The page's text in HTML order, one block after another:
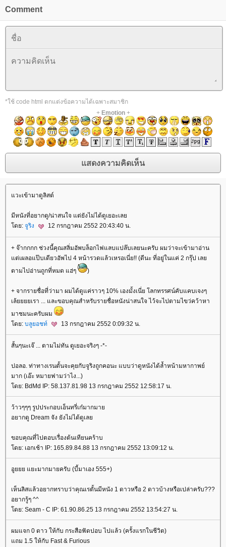
Comment
*ใช้ code html ตกแต่งข้อความได้เฉพาะสมาชิก
+ Emotion+
วะเข้ามาดูลิสต์
มีหนังที่อยากดู/น่าสนใจ แต่ยังไม่ได้ดูเยอะเล
ดย: จูริง 12 กรกฎาคม 2552 20:43:40 น.
+ จ๊ากกกก ช่วงนี้คุณสลิ่มอัพบล็อกไฟแลบแปล๊บเลยนะครับ ผมว่าจะเข้ามาอ่าน
ต่เผลอแป๊บเดียวอัพไป 4 หน้ารวดแล้วเหรอเนี่ย!! (ดีนะ ที่อยู่ในแค่ 2 กรุ๊ป เล
ตามไปอ่านถูกที่หมด แฮ่ๆ
)
+ จากรายชื่อที่ว่ามา ผมได้ดูแค่ราวๆ 10% เองมั้งเนี่ย โลกทรรศน์คับแคบเจงๆ
เล้ยยยยเรา ... และขอบคุณสำหรับรายชื่อหนังน่าสนใจ ไว้จะไปตามไขว่คว้าหา
มาชมนะครับผม
ดย: บลูยอชท์ 13 กรกฎาคม 2552 0:09:32 น.
สั้นๆนะเจ๊ ... ตามไม่ทัน ดูเยอะจริงๆ -*-
ปอลอ. ท่าทางเรนตั้นจะคุยกับจูริงถูกคอนะ แบบว่าดูหนังได้ล้ำหน้ามหากาพย์
มาก (เอ๊ะ หมายฟามว่าไง...)
ดย: BdMd IP: 58.137.81.98 13 กรกฎาคม 2552 12:58:17 น.
ว้าวๆๆๆ รูปประกอบเอ็นทรี่เก๋มากมา
อยากดู Dream จัง ยังไม่ได้ดูเล
ขอบคุณที่ไปตอบเรื่องต้นเทียนคร้าบ
ดย: เอกเช้า IP: 165.89.84.88 13 กรกฎาคม 2552 13:09:12 น.
อูยยย แยะมากมายครับ (บี้มาเอง 555+)
เห็นลิสแล้วอยากทราบว่าคุณเรตั้นมีหนัง 1 ดาวหรือ 2 ดาวบ้างหรือเปล่าครับ???
อยากรู้ๆ ^^
ดย: Seam - C IP: 61.90.86.25 13 กรกฎาคม 2552 13:54:27 น.
ผมแจก 0 ดาว ให้กับ กระสือฟัดปอบ ไปแล้ว (ครั้งแรกในชีวิต)
ถม 1.5 ให้กับ Fast & Furious